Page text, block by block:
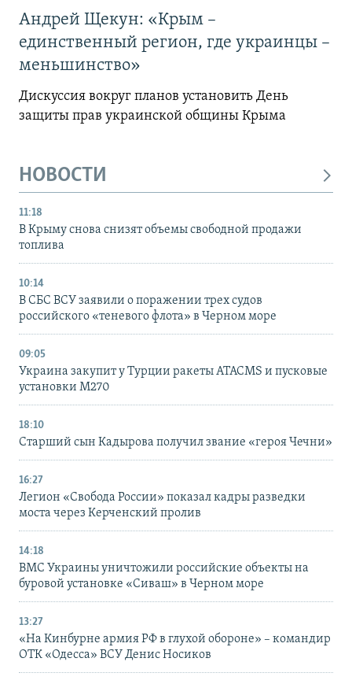
Андрей Щекун: «Крым –
единственный регион, где украинцы –
меньшинство»
Дискуссия вокруг планов установить День
защиты прав украинской общины Крыма
НОВОСТИ
11:18
В Крыму снова снизят объемы свободной продажи
топлива
10:14
В СБС ВСУ заявили о поражении трех судов
российского «теневого флота» в Черном море
09:05
Украина закупит у Турции ракеты ATACMS и пусковые
установки M270
18:10
Старший сын Кадырова получил звание «героя Чечни»
16:27
Легион «Свобода России» показал кадры разведки
моста через Керченский пролив
14:18
ВМС Украины уничтожили российские объекты на
буровой установке «Сиваш» в Черном море
13:27
«На Кинбурне армия РФ в глухой обороне» – командир
ОТК «Одесса» ВСУ Денис Носиков